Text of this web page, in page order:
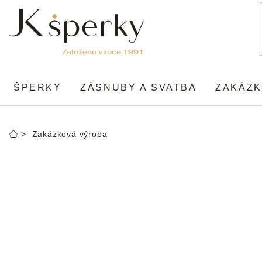
obsah
ŠPERKY ZÁSNUBY A SVATBA
DomůZakázková výroba